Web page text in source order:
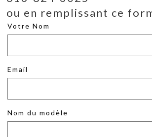
ou en remplissant ce
Votre Nom
Email
Nom du modèle